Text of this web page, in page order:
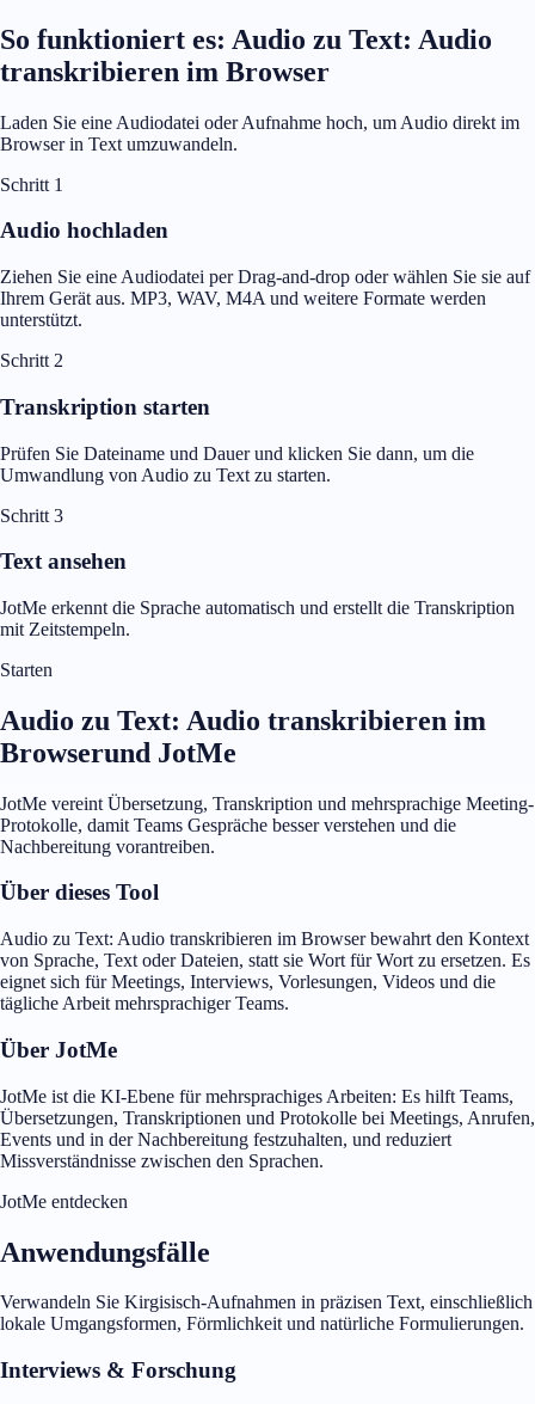
So funktioniert es: Audio zu Text: Audio
transkribieren im Browser
Laden Sie eine Audiodatei oder Aufnahme hoch, um Audio direkt im
Browser in Text umzuwandeln.
Schritt 1
Audio hochladen
Ziehen Sie eine Audiodatei per Drag-and-drop oder wählen Sie sie auf
Ihrem Gerät aus. MP3, WAV, M4A und weitere Formate werden
unterstützt.
Schritt 2
Transkription starten
Prüfen Sie Dateiname und Dauer und klicken Sie dann, um die
Umwandlung von Audio zu Text zu starten.
Schritt 3
Text ansehen
JotMe erkennt die Sprache automatisch und erstellt die Transkription
mit Zeitstempeln.
Starten
Audio zu Text: Audio transkribieren im
Browserund JotMe
JotMe vereint Übersetzung, Transkription und mehrsprachige Meeting-
Protokolle, damit Teams Gespräche besser verstehen und die
Nachbereitung vorantreiben.
Über dieses Tool
Audio zu Text: Audio transkribieren im Browser bewahrt den Kontext
von Sprache, Text oder Dateien, statt sie Wort für Wort zu ersetzen. Es
eignet sich für Meetings, Interviews, Vorlesungen, Videos und die
tägliche Arbeit mehrsprachiger Teams.
Über JotMe
JotMe ist die KI-Ebene für mehrsprachiges Arbeiten: Es hilft Teams,
Übersetzungen, Transkriptionen und Protokolle bei Meetings, Anrufen,
Events und in der Nachbereitung festzuhalten, und reduziert
Missverständnisse zwischen den Sprachen.
JotMe entdecken
Anwendungsfälle
Verwandeln Sie Kirgisisch-Aufnahmen in präzisen Text, einschließlich
lokale Umgangsformen, Förmlichkeit und natürliche Formulierungen.
Interviews & Forschung